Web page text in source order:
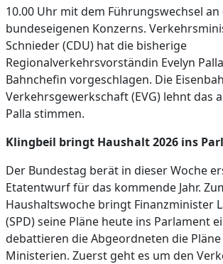
10.00 Uhr mit dem Führungswechsel an
bundeseigenen Konzerns.
Schnieder (CDU) hat die bisherige
Regionalverkehrsvorständin Evelyn
Bahnchefin vorgeschlagen. Die
Verkehrsgewerkschaft (EVG) lehnt das
Palla stimmen.
Klingbeil bringt Haushalt 2026 ins
Der Bundestag berät in dieser Woche
Etatentwurf für das kommende Jahr.
Haushaltswoche bringt Finanzminister
(SPD) seine Pläne heute ins Parlament
debattieren die Abgeordneten die
Ministerien. Zuerst geht es um den